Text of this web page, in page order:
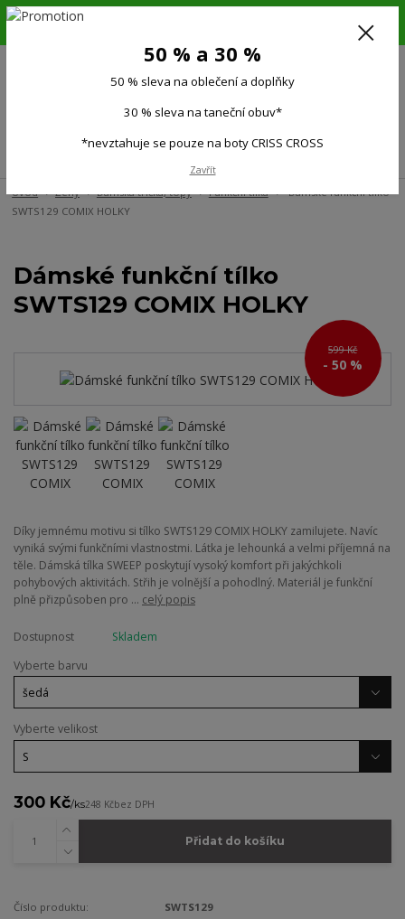
6.-16.8.26. DOVOLENÁ !!! 50 % SLEVA na všechno oblečení a doplňky !!!
(Po-Pá 9:00-15.00)
Úvod Ženy Dámská trička, topy Funkční tílka
Dámské funkční tílko
SWTS129 COMIX HOLKY
Dámské funkční tílko
SWTS129 COMIX HOLKY
599 Kč
- 50 %
Díky jemnému motivu si tílko SWTS129 COMIX HOLKY zamilujete. Navíc
vyniká svými funkčními vlastnostmi. Látka je lehounká a velmi příjemná na
těle. Dámská tílka SWEEP poskytují vysoký komfort při jakýchkoli
pohybových aktivitách. Střih je volnější a pohodlný. Materiál je funkční
plně přizpůsoben pro ... celý popis
Dostupnost
Skladem
Vyberte barvu
Vyberte velikost
300 Kč/ks248 Kčbez DPH
Přidat do košíku
Číslo produktu:
SWTS129
50 % a 30 %
50 % sleva na oblečení a doplňky
30 % sleva na taneční obuv*
*nevztahuje se pouze na boty CRISS CROSS
Zavřít